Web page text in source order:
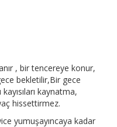
, bir tencereye konur,
bekletilir,Bir gece
kaynatma,
hissettirmez.
yumuşayıncaya kadar